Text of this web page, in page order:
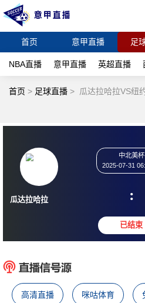
首页 意甲直播 足
NBA直播 意甲直播 英超直播
首页 > 足球直播 > 瓜达拉哈拉VS纽
瓜达拉哈拉
高清直播 咪咕体育